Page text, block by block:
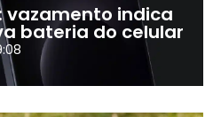
vazamento indica
bateria do celular